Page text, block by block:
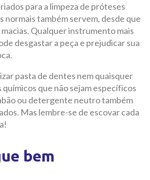
para a limpeza de próteses
normais também servem, desde que
Qualquer instrumento mais
desgastar a peça e prejudicar sua
pasta de dentes nem quaisquer
que não sejam específicos
ou detergente neutro também
Mas lembre-se de escovar cada
bem